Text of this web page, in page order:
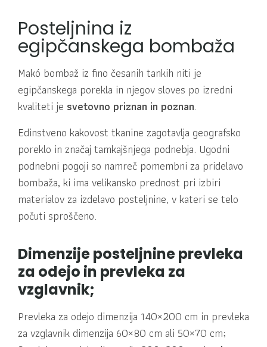
Posteljnina iz
egipčanskega bombaža
Makó bombaž iz fino česanih tankih niti je
egipčanskega porekla in njegov sloves po izredni
kvaliteti je svetovno priznan in poznan.
Edinstveno kakovost tkanine zagotavlja geografsko
poreklo in značaj tamkajšnjega podnebja. Ugodni
podnebni pogoji so namreč pomembni za pridelavo
bombaža, ki ima velikansko prednost pri izbiri
materialov za izdelavo posteljnine, v kateri se telo
počuti sproščeno.
Dimenzije posteljnine prevleka
za odejo in prevleka za
vzglavnik;
Prevleka za odejo dimenzija 140×200 cm in prevleka
za vzglavnik dimenzija 60×80 cm ali 50×70 cm;